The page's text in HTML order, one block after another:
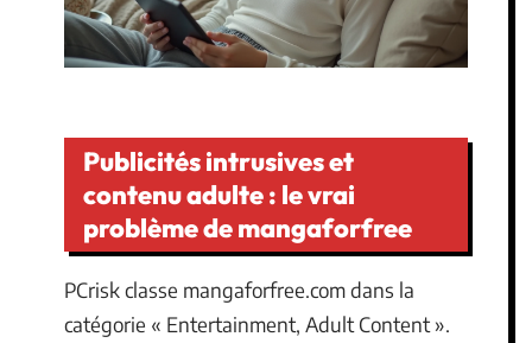
Publicités intrusives et
contenu adulte : le vrai
problème de mangaforfree
PCrisk classe mangaforfree.com dans la
catégorie « Entertainment, Adult Content ».